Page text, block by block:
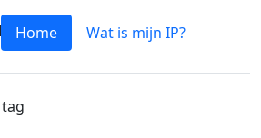
Home Wat is mijn IP?